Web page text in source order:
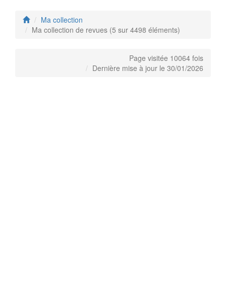
Ma collection
Ma collection de revues (5 sur 4498 éléments)
Page visitée 10064 fois
Dernière mise à jour le 30/01/2026